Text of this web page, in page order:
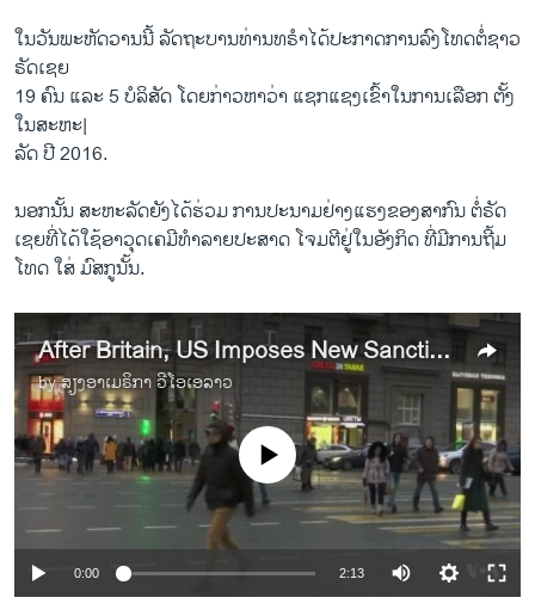
​ໃນ​ວັນ​ພະຫັດ​ວານ​ນີ້ ລັດຖະບານ​ທ່ານ​ທຣໍາ​ໄດ້​ປະກາດ​ການ​ລົງ​ໂທດ​ຕໍ່​ຊາວ​
ຣັດ​ເຊຍ
19 ຄົນ ​ແລະ​ 5 ​ບໍລິສັດ​ ໂດຍ​ກ່າວ​ຫາ​ວ່າ​ ແຊກແຊງເຂົ້າໃນການ​ເລື​ອກ ຕັ້ງ​
ໃນ​ສະຫະ|
ລັດ ​ປີ 2016.
ນອກນັ້ນ ສະຫະລັດ​ຍັງ​ໄດ້ຮ່ວມ​ ການ​ປະ​ນາ​ມຢ່າງແຮງຂອງສາກົນ​ ຕໍ່ຣັດ​
ເຊຍ​ທີ່ໄດ້​ໃຊ້ອາວຸດເຄມີທຳລາຍປະສາດ ໂຈມຕີຢູ່​ໃນ​ອັງກິດ ທີ່​ມີການ​ຖີ້ມ​
ໂທດ ​ໃສ່ ມົສກູນັ້ນ.
After Britain, US Imposes New Sanctions Against Russia
byສຽງອາເມຣິກາ ວີໂອເອລາວ
No media source currently available
0:00 2:13